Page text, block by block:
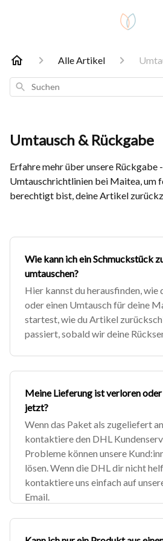
Alle Artikel
Suchen
Umtausch & Rückgabe
Erfahre mehr über unsere Rückgabe
Umtauschrichtlinien bei Maitea, um
berechtigt bist, deine Artikel
Wie kann ich ein Schmuckstück
umtauschen?
Hier kannst du herausfinden, wie
oder einen Umtausch für deine
startest, wie du Artikel
passiert, sobald wir deine
Meine Lieferung ist verloren
jetzt?
Wenn das Paket als zugeliefert
kontaktiere den DHL
Probleme können unsere
lösen. Wenn die DHL dir nicht
kontaktiere uns einfach auf
Email.